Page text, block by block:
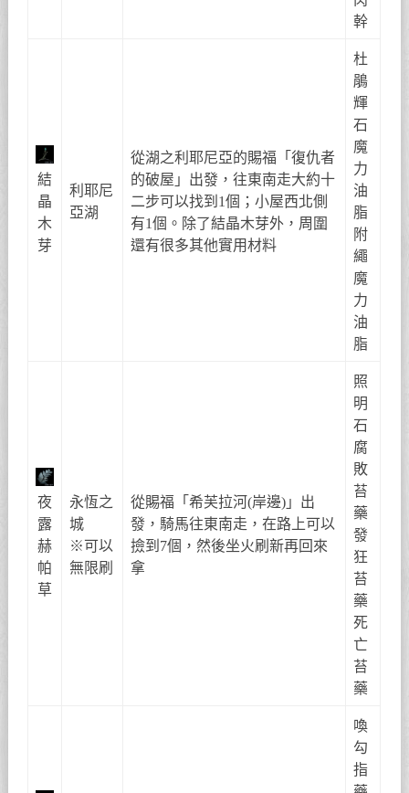
幹
結
晶
木
芽
利耶尼
亞湖
從湖之利耶尼亞的賜福「復仇者
的破屋」出發，往東南走大約十
二步可以找到1個；小屋西北側
有1個。除了結晶木芽外，周圍
還有很多其他實用材料
杜
鵑
輝
石
魔
力
油
脂
附
繩
魔
力
油
脂
夜
露
赫
帕
草
永恆之
城
※可以
無限刷
從賜福「希芙拉河(岸邊)」出
發，騎馬往東南走，在路上可以
撿到7個，然後坐火刷新再回來
拿
照
明
石
腐
敗
苔
藥
發
狂
苔
藥
死
亡
苔
藥
喚
勾
指